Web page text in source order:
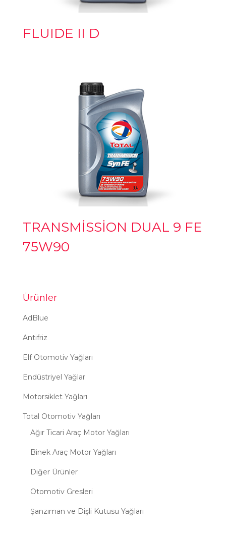
FLUIDE II D
TRANSMİSSİON DUAL 9 FE
75W90
Ürünler
AdBlue
Antifriz
Elf Otomotiv Yağları
Endüstriyel Yağlar
Motorsiklet Yağları
Total Otomotiv Yağları
Ağır Ticari Araç Motor Yağları
Binek Araç Motor Yağları
Diğer Ürünler
Otomotiv Gresleri
Şanzıman ve Dişli Kutusu Yağları